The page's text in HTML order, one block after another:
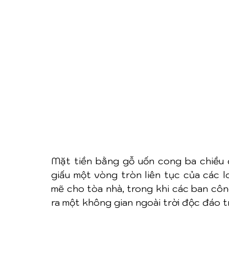
Mặt tiền bằng gỗ uốn cong ba
giấu một vòng tròn liên tục của các
mẽ cho tòa nhà, trong khi các ban
ra một không gian ngoài trời độc đáo